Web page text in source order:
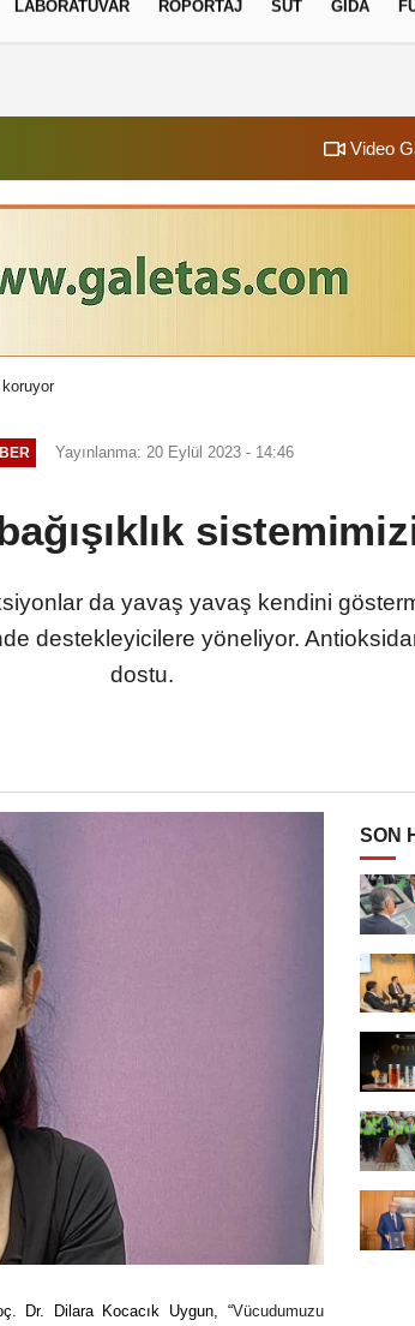
LABORATUVAR RÖPORTAJ SÜT GIDA
Video
Yayınlanma: 20 Eylül 2023 - 14:46
da yavaş yavaş kendini
destekleyicilere yöneliyor.
dostu.
Dr. Dilara Kocacık Uygun, “Vücudumuzu
SON